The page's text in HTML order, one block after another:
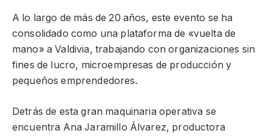
A lo largo de más de 20 años, este evento se ha
consolidado como una plataforma de «vuelta de
mano» a Valdivia, trabajando con organizaciones sin
fines de lucro, microempresas de producción y
pequeños emprendedores.
Detrás de esta gran maquinaria operativa se
encuentra Ana Jaramillo Álvarez, productora